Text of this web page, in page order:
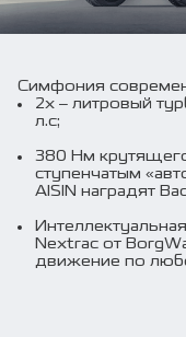
Симфония
2х – литровый
л.с;
380 Нм
ступенчатым
AISIN наградят
Nextrac от
движение по